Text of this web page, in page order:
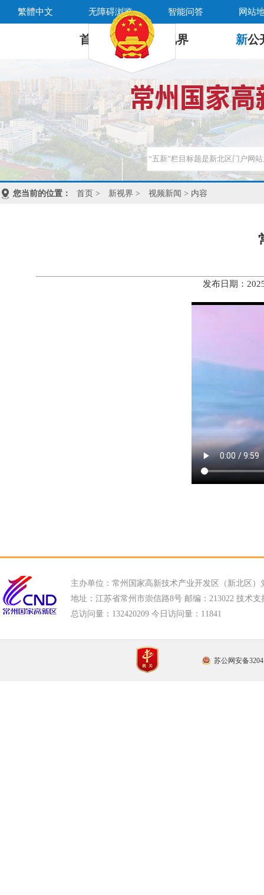
繁體中文 无障碍浏览 智能问答 网站
首 页 新 视界 新公
您当前的位置： 首页 > 新视界 > 视频新闻 > 内容
发布日期：
主办单位：常州国家高新技术产业开发区（新北区）
地址：江苏省常州市崇信路8号 邮编：213022 技术支
总访问量： 132420209 今日访问量： 11841
苏公网安备